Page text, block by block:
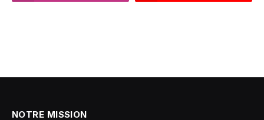
NOTRE MISSION